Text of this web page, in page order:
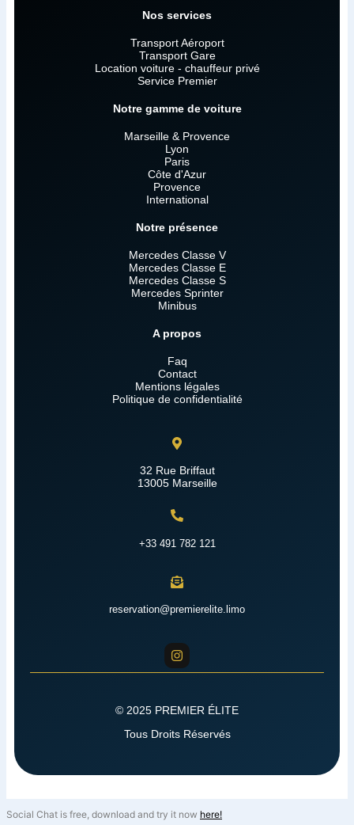
Nos services
Transport Aéroport
Transport Gare
Location voiture - chauffeur privé
Service Premier
Notre gamme de voiture
Marseille & Provence
Lyon
Paris
Côte d'Azur
Provence
International
Notre présence
Mercedes Classe V
Mercedes Classe E
Mercedes Classe S
Mercedes Sprinter
Minibus
A propos
Faq
Contact
Mentions légales
Politique de confidentialité
32 Rue Briffaut
13005 Marseille
+33 491 782 121
reservation@premierelite.limo
© 2025 PREMIER ÉLITE
Tous Droits Réservés
Social Chat is free, download and try it now here!